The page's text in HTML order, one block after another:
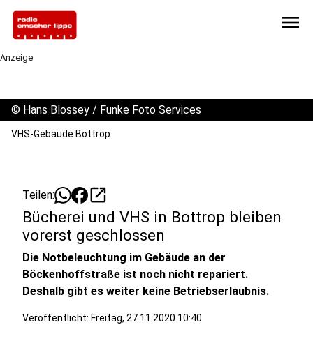
menu
Anzeige
© Hans Blossey / Funke Foto Services
VHS-Gebäude Bottrop
Teilen: open_in_new
Bücherei und VHS in Bottrop bleiben
vorerst geschlossen
Die Notbeleuchtung im Gebäude an der
Böckenhoffstraße ist noch nicht repariert.
Deshalb gibt es weiter keine Betriebserlaubnis.
Veröffentlicht: Freitag, 27.11.2020 10:40